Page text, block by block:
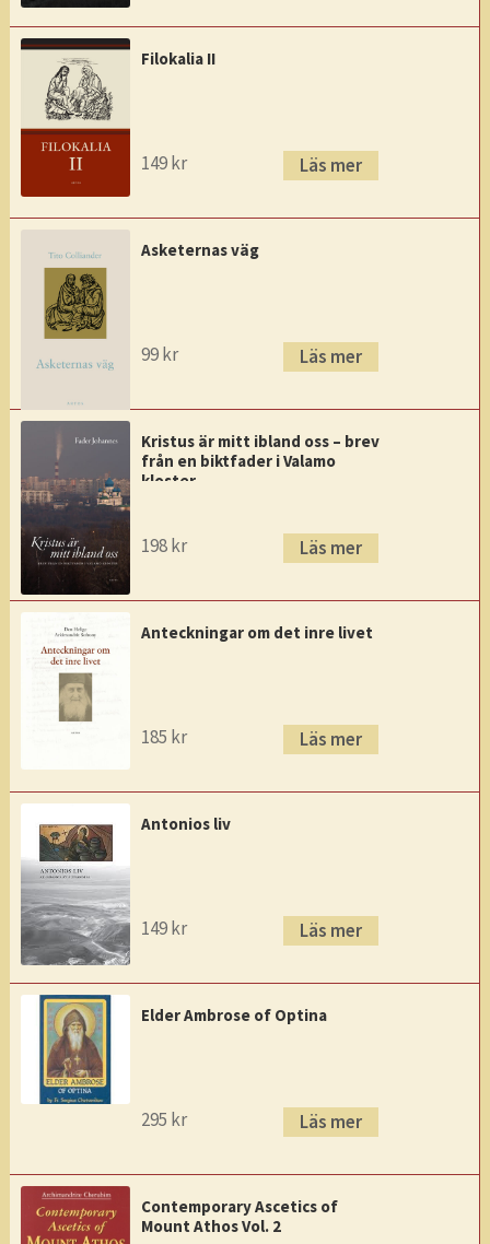
Filokalia II
149kr Läs mer
Asketernas väg
99kr Läs mer
Kristus är mitt ibland oss – brev
från en biktfader i Valamo
kloster
198kr Läs mer
Anteckningar om det inre livet
185 kr Läs mer
Antonios liv
149kr Läs mer
Elder Ambrose of Optina
295 kr Läs mer
Contemporary Ascetics of
Mount Athos Vol. 2